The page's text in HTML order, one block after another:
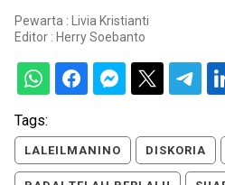
Pewarta : Livia Kristianti
Editor : Herry Soebanto
Tags:
LALEILMANINO DISKORIA